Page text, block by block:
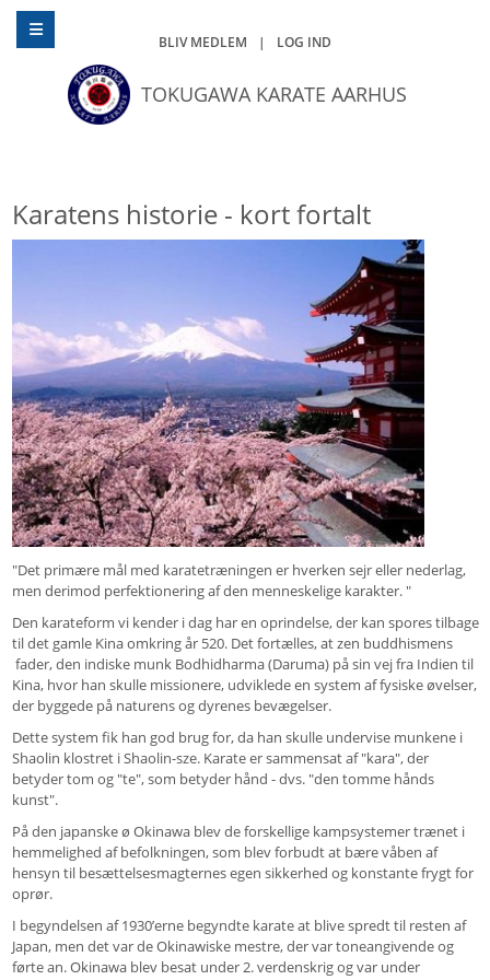
BLIV MEDLEM | LOG IND
TOKUGAWA KARATE AARHUS
Karatens historie - kort fortalt
"Det primære mål med karatetræningen er hverken sejr eller nederlag,
men derimod perfektionering af den menneskelige karakter. "
Den karateform vi kender i dag har en oprindelse, der kan spores tilbage
til det gamle Kina omkring år 520. Det fortælles, at zen buddhismens
fader, den indiske munk Bodhidharma (Daruma) på sin vej fra Indien til
Kina, hvor han skulle missionere, udviklede en system af fysiske øvelser,
der byggede på naturens og dyrenes bevægelser.
Dette system fik han god brug for, da han skulle undervise munkene i
Shaolin klostret i Shaolin-sze. Karate er sammensat af "kara", der
betyder tom og "te", som betyder hånd - dvs. "den tomme hånds
kunst".
På den japanske ø Okinawa blev de forskellige kampsystemer trænet i
hemmelighed af befolkningen, som blev forbudt at bære våben af
hensyn til besættelsesmagternes egen sikkerhed og konstante frygt for
oprør.
I begyndelsen af 1930’erne begyndte karate at blive spredt til resten af
Japan, men det var de Okinawiske mestre, der var toneangivende og
førte an. Okinawa blev besat under 2. verdenskrig og var under